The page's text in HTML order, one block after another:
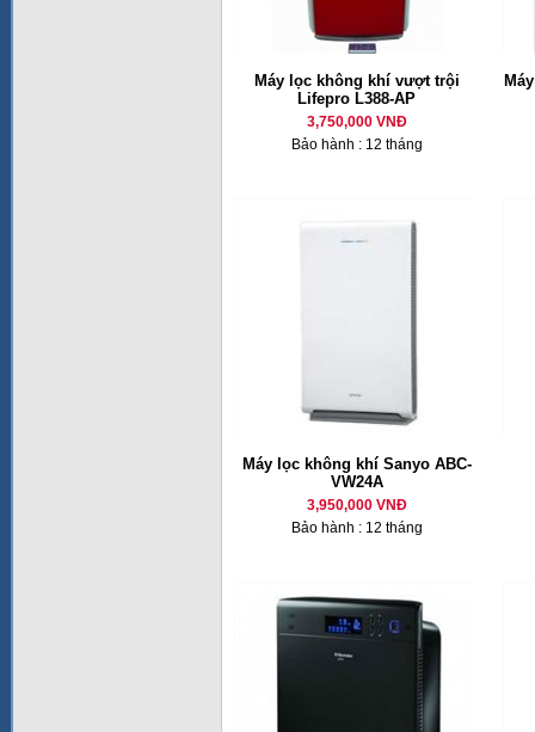
Máy lọc không khí vượt trội
Lifepro L388-AP
3,750,000 VNĐ
Bảo hành : 12 tháng
Máy lọc không khí Sanyo ABC-
VW24A
3,950,000 VNĐ
Bảo hành : 12 tháng